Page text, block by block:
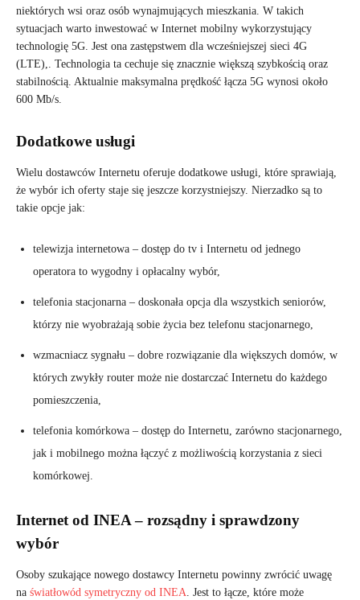
niektórych wsi oraz osób wynajmujących mieszkania. W takich
sytuacjach warto inwestować w Internet mobilny wykorzystujący
technologię 5G. Jest ona zastępstwem dla wcześniejszej sieci 4G
(LTE),. Technologia ta cechuje się znacznie większą szybkością oraz
stabilnością. Aktualnie maksymalna prędkość łącza 5G wynosi około
600 Mb/s.
Dodatkowe usługi
Wielu dostawców Internetu oferuje dodatkowe usługi, które sprawiają,
że wybór ich oferty staje się jeszcze korzystniejszy. Nierzadko są to
takie opcje jak:
telewizja internetowa – dostęp do tv i Internetu od jednego
operatora to wygodny i opłacalny wybór,
telefonia stacjonarna – doskonała opcja dla wszystkich seniorów,
którzy nie wyobrażają sobie życia bez telefonu stacjonarnego,
wzmacniacz sygnału – dobre rozwiązanie dla większych domów, w
których zwykły router może nie dostarczać Internetu do każdego
pomieszczenia,
telefonia komórkowa – dostęp do Internetu, zarówno stacjonarnego,
jak i mobilnego można łączyć z możliwością korzystania z sieci
komórkowej.
Internet od INEA – rozsądny i sprawdzony
wybór
Osoby szukające nowego dostawcy Internetu powinny zwrócić uwagę
na światłowód symetryczny od INEA . Jest to łącze, które może